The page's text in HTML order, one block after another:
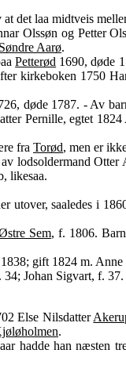
det laa midtveis
og Petter
Søndre Aarø.
Petterød 1690, døde
kirkeboken 1750
døde 1787. - Av
Pernille, egtet
fra Torød, men er
lodsoldermand
likesaa.
utover, saaledes i
Sem, f. 1806.
gift 1824 m.
Johan Sigvart, f. 37.
Else Nilsdatter
.
hadde han næsten